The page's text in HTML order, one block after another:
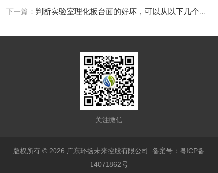
下一篇： 判断实验室理化板台面的好坏，可以从以下几个方面入手
关注微信
版权所有 © 2026 广东环扬未来控股有限公司备案号：粤ICP备
14071862号